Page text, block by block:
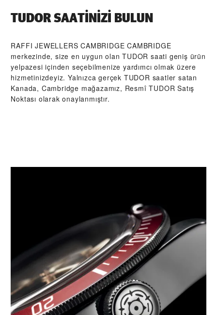
TUDOR SAATINIZI BULUN
‭RAFFI JEWELLERS CAMBRIDGE CAMBRIDGE‬
merkezinde, size en uygun olan TUDOR saati geniş ürün
yelpazesi içinden seçebilmenize yardımcı olmak üzere
hizmetinizdeyiz. Yalnızca gerçek TUDOR saatler satan
Kanada, Cambridge mağazamız, Resmî TUDOR Satış
Noktası olarak onaylanmıştır.